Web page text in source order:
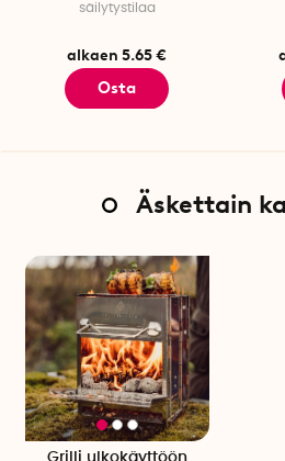
säilytystilaa
alkaen 5.65 €
Osta
Äskettain
Grilli ulkokäyttöön